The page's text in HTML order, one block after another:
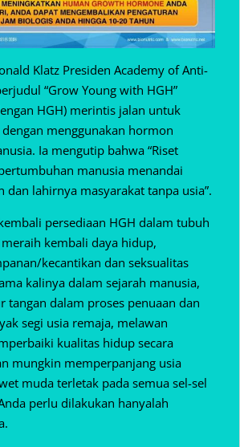
Klatz Presiden Academy of Anti-
“Grow Young with HGH”
HGH) merintis jalan untuk
menggunakan hormon
Ia mengutip bahwa “Riset
manusia menandai
dan lahirnya masyarakat tanpa usia”.
persediaan HGH dalam tubuh
kembali daya hidup,
kecantikan dan seksualitas
kalinya dalam sejarah manusia,
tangan dalam proses penuaan dan
segi usia remaja, melawan
kualitas hidup secara
mungkin memperpanjang usia
muda terletak pada semua sel-sel
perlu dilakukan hanyalah